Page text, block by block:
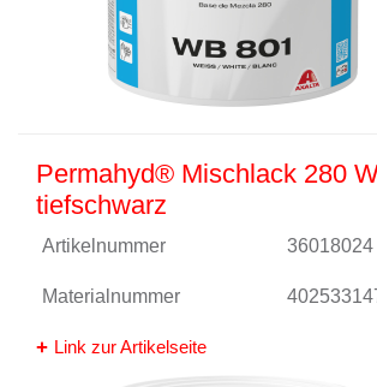
Permahyd® Mischlack 280
tiefschwarz
Artikelnummer 36018024
Materialnummer
Link zur Artikelseite